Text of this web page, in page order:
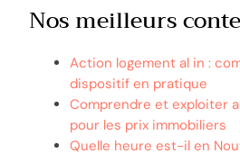
Nos meilleurs
Action logement al in :
dispositif en pratique
Comprendre et exploiter
pour les prix immobiliers
Quelle heure est-il en